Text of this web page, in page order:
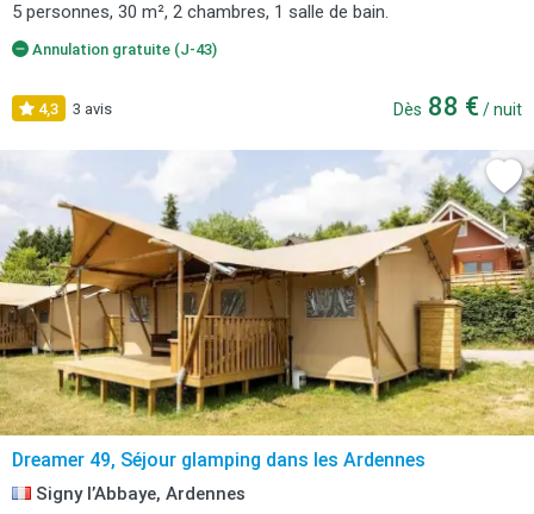
5 personnes, 30 m², 2 chambres, 1 salle de bain.
Annulation gratuite (J-43)
4,3 3 avis Dès 88 € / nuit
Dreamer 49, Séjour glamping dans les Ardennes
Signy l’Abbaye, Ardennes